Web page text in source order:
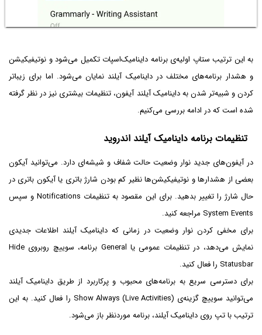
به این ترتیب ستاپ اولیه‌ی برنامه داینامیک‌اسپات تکمیل می‌شود و نوتیفیکیشن
و هشدار برنامه‌های مختلف در داینامیک آیلند نمایان می‌شود. اما برای زیباتر
کردن و شبیه‌تر شدن به داینامیک آیلند آیفون، تنظیمات بیشتری نیز در نظر گرفته
شده است که در ادامه بررسی می‌کنیم.
تنظیمات برنامه داینامیک آیلند اندروید
در آیفون‌های جدید نوار وضعیت حالت شفاف و شیشه‌ای دارد. می‌توانید آیکون
بعضی از هشدارها و نوتیفیکیشن‌ها نظیر کم بودن شارژ باتری یا آیکون باتری در
حال شارژ را تغییر بدهید. برای این مقصود به تنظیمات Notifications و سپس
System Events مراجعه کنید.
برای مخفی کردن نوار وضعیت در زمانی که داینامیک آیلند اطلاعات جدیدی
نمایش می‌دهد، در تنظیمات عمومی یا General برنامه، سوییچ روبروی Hide
Statusbar را فعال کنید.
برای دسترسی سریع به برنامه‌های محبوب و پرکاربرد از طریق داینامیک آیلند
می‌توانید سوییچ گزینه‌ی Show Always (Live Activities) را فعال کنید. به این
ترتیب با تپ روی داینامیک آیلند، برنامه موردنظر باز می‌شود.